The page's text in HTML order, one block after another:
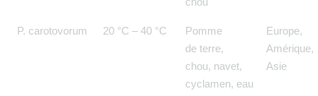
P. carotovorum 20 °C – 40 °C
Pomme
de terre,
chou, navet,
cyclamen, eau
Europe,
Amérique,
Asie